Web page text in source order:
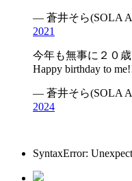
— 蒼井そら(SOLA
2021
今年も無事に２０
Happy birthday to
— 蒼井そら(SOLA
2024
SyntaxError: